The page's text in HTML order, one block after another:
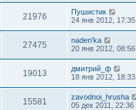
21976
Пушистик
24 янв 2012, 17:35
27475
naden'ka
20 янв 2012, 08:56
19013
дмитрий_ф
18 янв 2012, 18:33
15581
zavodnoi_hrusha
05 дек 2011, 22:36